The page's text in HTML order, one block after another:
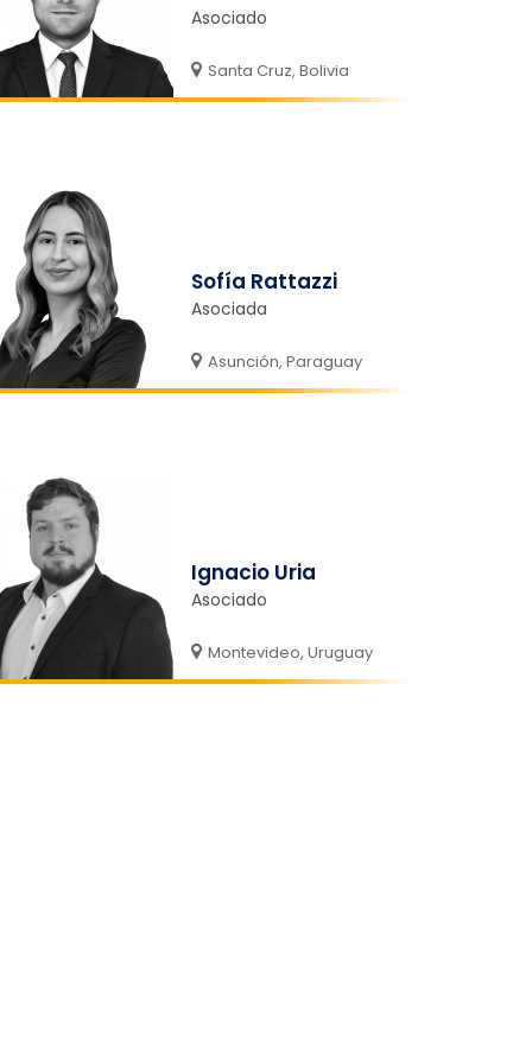
Asociado
Santa Cruz, Bolivia
Sofía Rattazzi
Asociada
Asunción, Paraguay
Ignacio Uria
Asociado
Montevideo, Uruguay